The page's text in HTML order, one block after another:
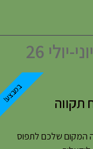
26
תקווה
המקום שלכם לתפוס
במבצע!